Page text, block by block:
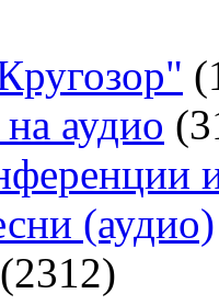
аудио
(аудио)
(2312)